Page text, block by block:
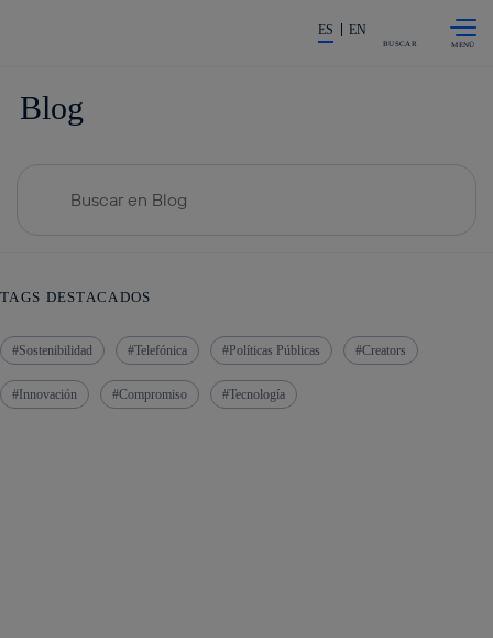
La acción en accionistas e
ES EN
BUSCAR
Blog
Buscar
TAGS DESTACADOS
Sostenibilidad Telefónica Políticas Públicas Creators
Innovación Compromiso Tecnología